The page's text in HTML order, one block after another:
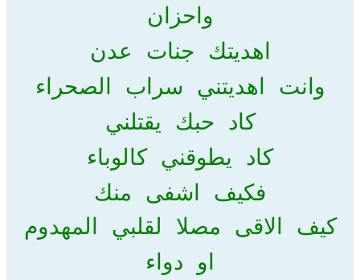
واحزان
اهديتك جنات عدن
وانت اهديتني سراب الصحراء
كاد حبك يقتلني
كاد يطوقني كالوباء
فكيف اشفى منك
كيف الاقى مصلا لقلبي المهدوم
او دواء